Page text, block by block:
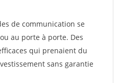
de communication se
au porte à porte. Des
qui prenaient du
sans garantie